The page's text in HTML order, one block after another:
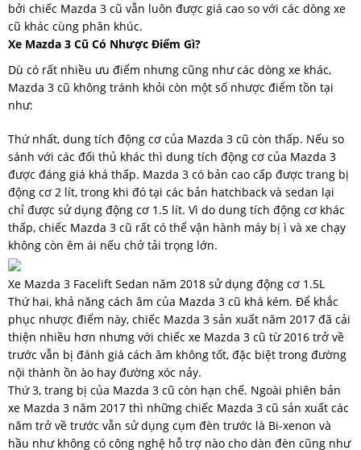
bởi chiếc Mazda 3 cũ vẫn luôn được giá cao so với các dòng xe
cũ khác cùng phân khúc.
Xe Mazda 3 Cũ Có Nhược Điểm Gì?
Dù có rất nhiều ưu điểm nhưng cũng như các dòng xe khác,
Mazda 3 cũ không tránh khỏi còn một số nhược điểm tồn tại
như:
Thứ nhất, dung tích động cơ của Mazda 3 cũ còn thấp. Nếu so
sánh với các đối thủ khác thì dung tích động cơ của Mazda 3
được đáng giá khá thấp. Mazda 3 có bản cao cấp được trang bị
động cơ 2 lít, trong khi đó tại các bản hatchback và sedan lại
chỉ được sử dụng động cơ 1.5 lít. Vì do dung tích động cơ khác
thấp, chiếc Mazda 3 cũ rất có thể vận hành máy bị ì và xe chạy
không còn êm ái nếu chở tải trọng lớn.
Xe Mazda 3 Facelift Sedan năm 2018 sử dụng động cơ 1.5L
Thứ hai, khả năng cách âm của Mazda 3 cũ khá kém. Để khắc
phục nhược điểm này, chiếc Mazda 3 sản xuất năm 2017 đã cải
thiện nhiều hơn nhưng với chiếc xe Mazda 3 cũ từ 2016 trở về
trước vẫn bị đánh giá cách âm không tốt, đặc biệt trong đường
nội thành ồn ào hay đường xóc nảy.
Thứ 3, trang bị của Mazda 3 cũ còn hạn chế. Ngoài phiên bản
xe Mazda 3 năm 2017 thì những chiếc Mazda 3 cũ sản xuất các
năm trở về trước vẫn sử dụng cụm đèn trước là Bi-xenon và
hầu như không có công nghệ hỗ trợ nào cho dàn đèn cũng như